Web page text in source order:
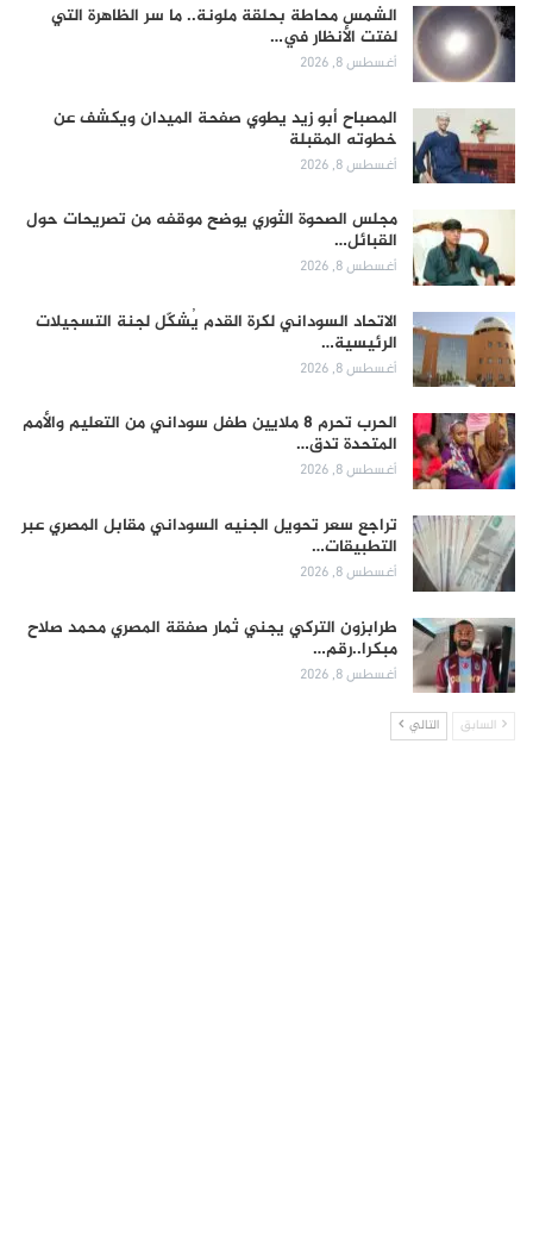
الشمس محاطة بحلقة ملونة.. ما سر الظاهرة التي
لفتت الأنظار في…
أغسطس 8, 2026
المصباح أبو زيد يطوي صفحة الميدان ويكشف عن
خطوته المقبلة
أغسطس 8, 2026
مجلس الصحوة الثوري يوضح موقفه من تصريحات حول
القبائل…
أغسطس 8, 2026
الاتحاد السوداني لكرة القدم يُشكّل لجنة التسجيلات
الرئيسية…
أغسطس 8, 2026
الحرب تحرم 8 ملايين طفل سوداني من التعليم والأمم
المتحدة تدق…
أغسطس 8, 2026
تراجع سعر تحويل الجنيه السوداني مقابل المصري عبر
التطبيقات…
أغسطس 8, 2026
طرابزون التركي يجني ثمار صفقة المصري محمد صلاح
مبكرا..رقم…
أغسطس 8, 2026
السابق التالي